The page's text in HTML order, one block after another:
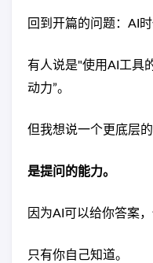
回到开篇的问题：AI
有人说是"使用AI工具
动力”。
但我想说一个更底层的
是提问的能力。
因为AI可以给你答案
只有你自己知道。